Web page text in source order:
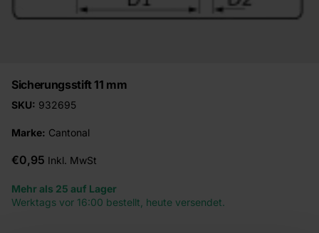
Sicherungsstift 11 mm
SKU: 932695
Marke: Cantonal
€0,95 Inkl. MwSt
Mehr als 25 auf Lager
Werktags vor 16:00 bestellt, heute versendet.